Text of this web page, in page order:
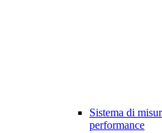
Sistema di
performance